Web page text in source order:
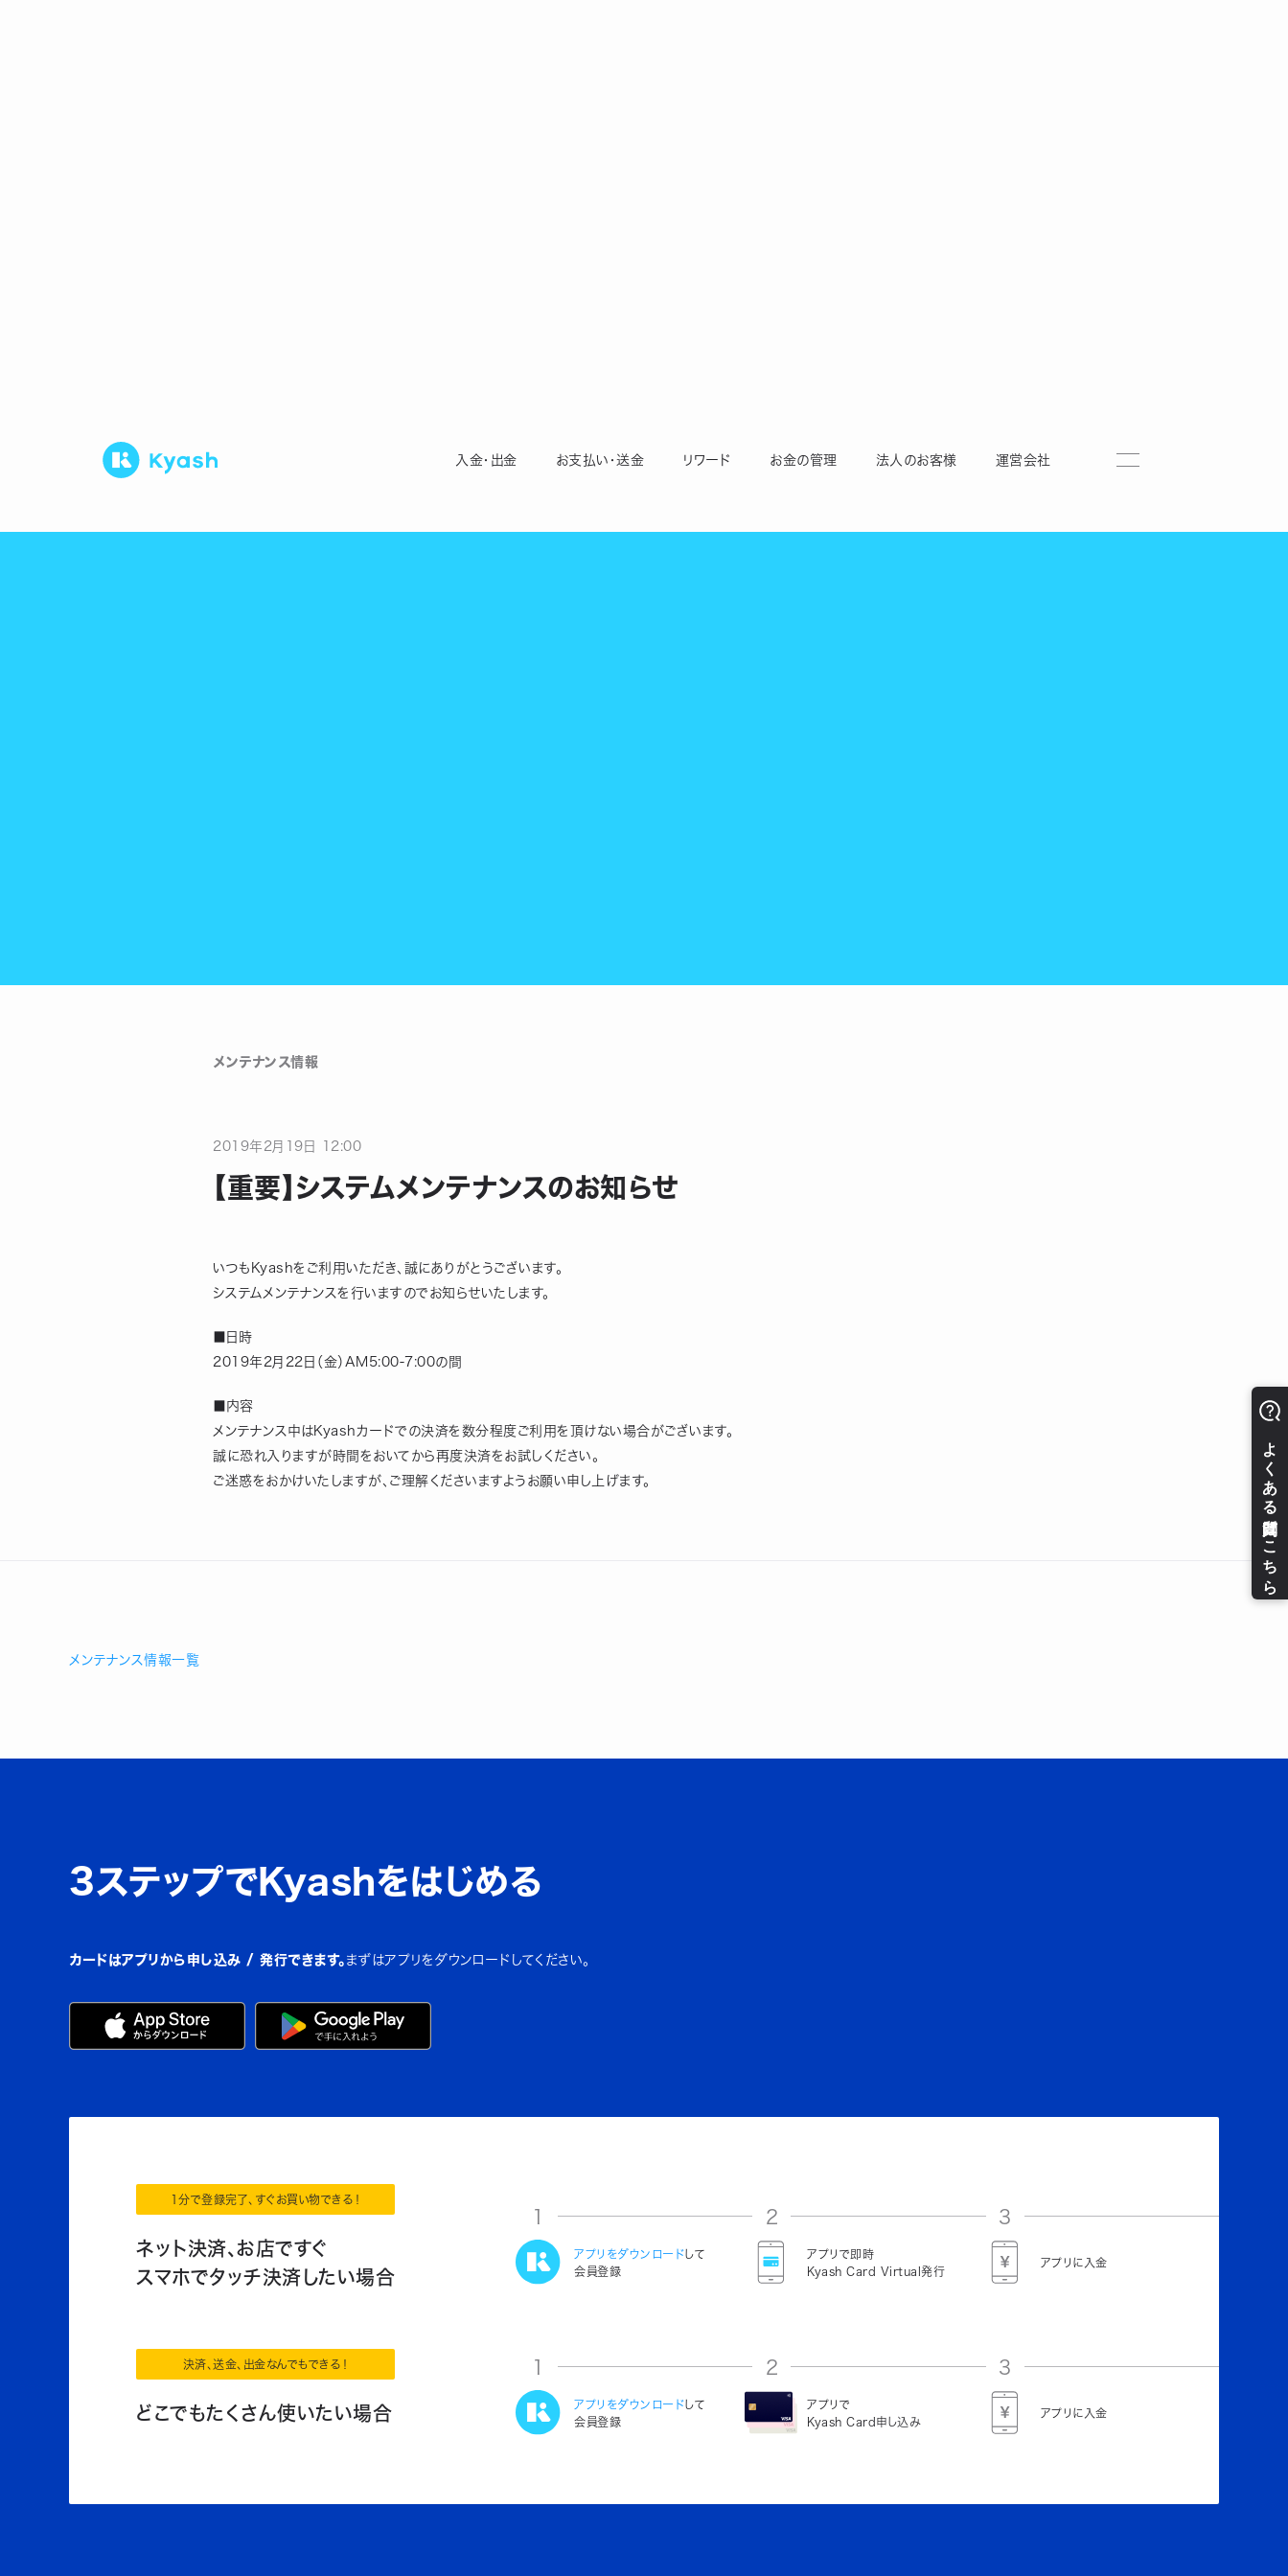
入金・出金 お支払い・送金 リワード お金の管理 法人のお客様 運営会社
メンテナンス情報
2019年 2月 19 日 12:00
【重要】システムメンテナンスのお知らせ
いつもKyashをご利用いただき、誠にありがとうございます。
システムメンテナンスを行いますのでお知らせいたします。
■日時
2019年2月22日（金）AM5:00-7:00の間
■内容
メンテナンス中はKyashカードでの決済を数分程度ご利用を頂けない場合がございます。
誠に恐れ入りますが時間をおいてから再度決済をお試しください。
ご迷惑をおかけいたしますが、ご理解くださいますようお願い申し上げます。
メンテナンス情報一覧
3ステップでKyashをはじめる
カードはアプリから申し込み / 発行できます。 まずはアプリをダウンロードしてください。
1分で登録完了、すぐお買い物できる！
ネット決済、お店ですぐ
スマホでタッチ決済したい場合
1
アプリをダウンロードして
会員登録
2
アプリで即時
Kyash Card Virtual発行
3
アプリに入金
決済、送金、出金なんでもできる！
どこでもたくさん使いたい場合
1
アプリをダウンロードして
会員登録
2
アプリで
Kyash Card申し込み
3
アプリに入金